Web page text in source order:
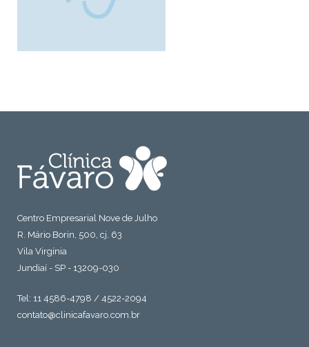
Centro Empresarial Nove de Julho
R. Mário Borin, 500, cj. 63
Vila Virgínia
Jundiaí - SP - 13209-030
Tel: 11 4586-4798 / 4522-2094
contato@clinicafavaro.com.br